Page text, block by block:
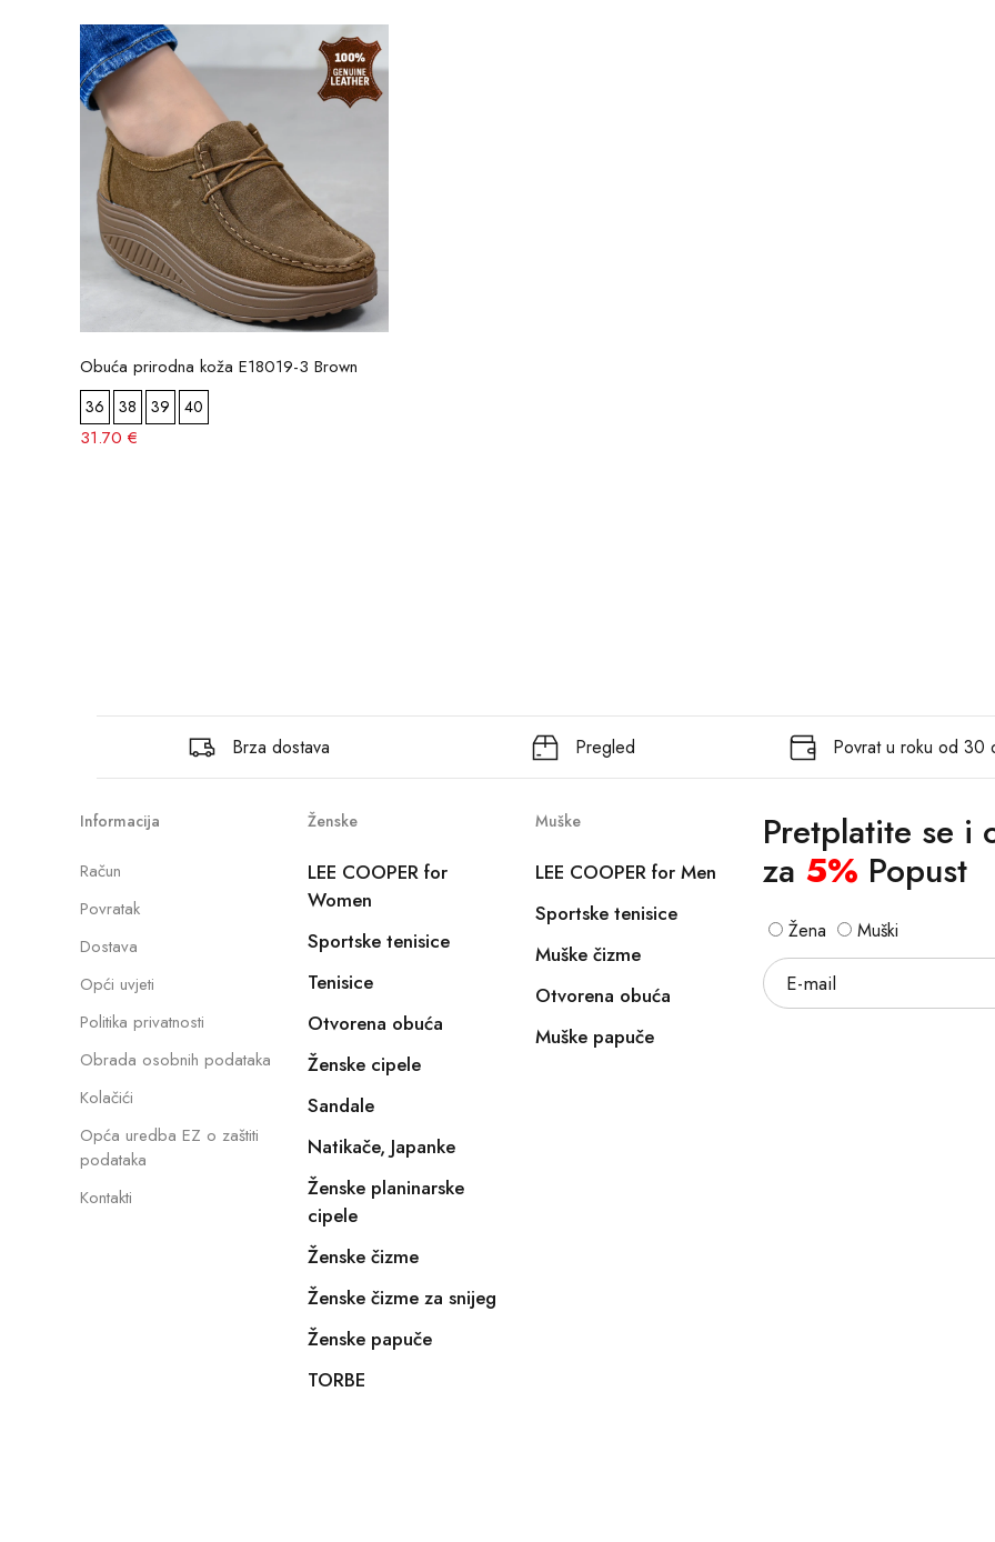
Obuća prirodna koža E18019-3 Brown
36 38 39 40
31.70 €
Brza dostava Pregled Povrat u roku od 30
Informacija
Račun
Povratak
Dostava
Opći uvjeti
Politika privatnosti
Obrada osobnih podataka
Kolačići
Opća uredba EZ o zaštiti
podataka
Kontakti
Ženske
LEE COOPER for
Women
Sportske tenisice
Tenisice
Otvorena obuća
Ženske cipele
Sandale
Natikače, Japanke
Ženske planinarske
cipele
Ženske čizme
Ženske čizme za snijeg
Ženske papuče
TORBE
Muške
LEE COOPER for Men
Sportske tenisice
Muške čizme
Otvorena obuća
Muške papuče
Pretplatite se i
za 5% Popust
Žena Muški